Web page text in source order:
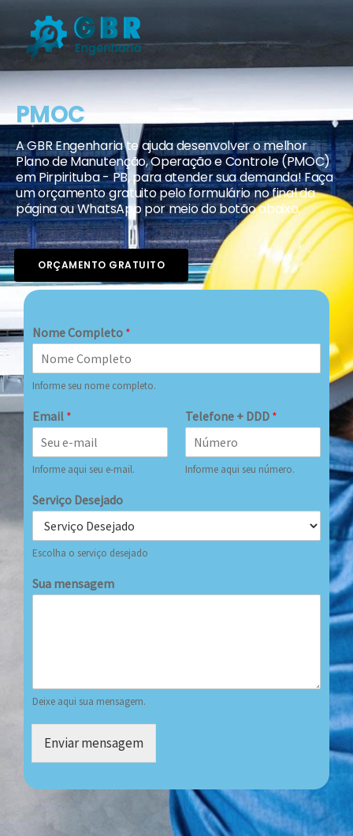
PMOC
A GBR Engenharia te ajuda desenvolver o melhor
Plano de Manutenção, Operação e Controle (PMOC)
em Pirpirituba - PB, para atender sua demanda! Faça
um orçamento gratuito pelo formulário no final da
página ou WhatsApp por meio do botão abaixo.
ORÇAMENTO GRATUITO
Nome Completo *
Informe seu nome completo.
Email *
Informe aqui seu e-mail.
Telefone + DDD *
Informe aqui seu número.
Serviço Desejado
Escolha o serviço desejado
Sua mensagem
Deixe aqui sua mensagem.
Enviar mensagem